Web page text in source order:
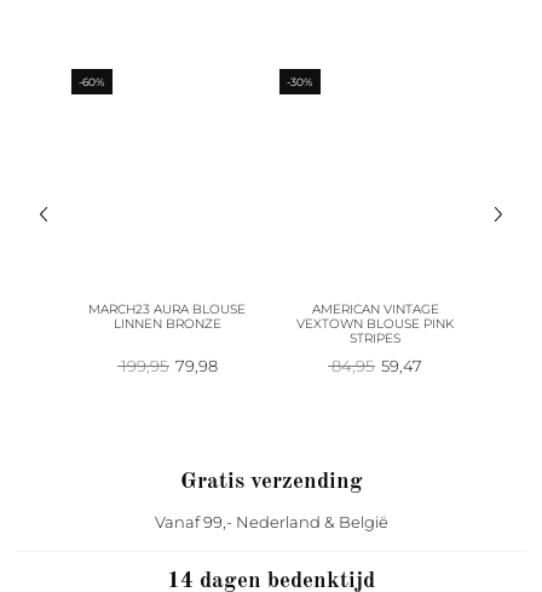
-60%
MARCH23 AURA BLOUSE
LINNEN BRONZE
199,95 Oorspronkelijke
prijs
79,98Huidige
-30%
AMERICAN VINTAGE
VEXTOWN BLOUSE PINK
STRIPES
84,95 Oorspronkelijke
prijs
59,47
Gratis verzending
Vanaf 99,- Nederland & België
14 dagen bedenktijd